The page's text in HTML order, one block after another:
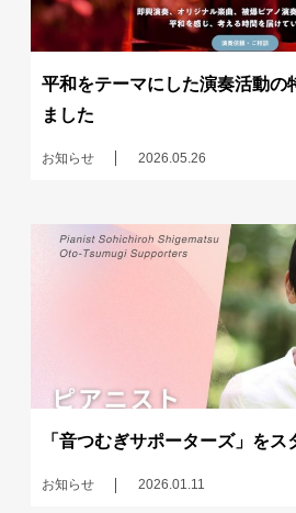
平和をテーマにした演奏活動の
ました
お知らせ 2026.05.26
「音つむぎサポーターズ」をス
お知らせ 2026.01.11